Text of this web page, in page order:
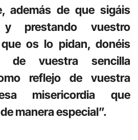
además de que sigáis
y prestando vuestro
os lo pidan, donéis
de vuestra sencilla
reflejo de vuestra
misericordia que
manera especial”.